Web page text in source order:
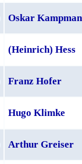
Oskar
(Heinrich) Hess
Franz Hofer
Hugo Klimke
Arthur Greiser